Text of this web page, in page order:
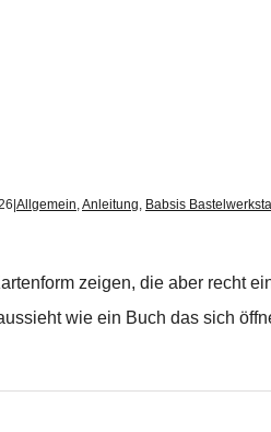
Allgemein,Anleitung, Babsis
zeigen, die aber recht
wie ein Buch das sich